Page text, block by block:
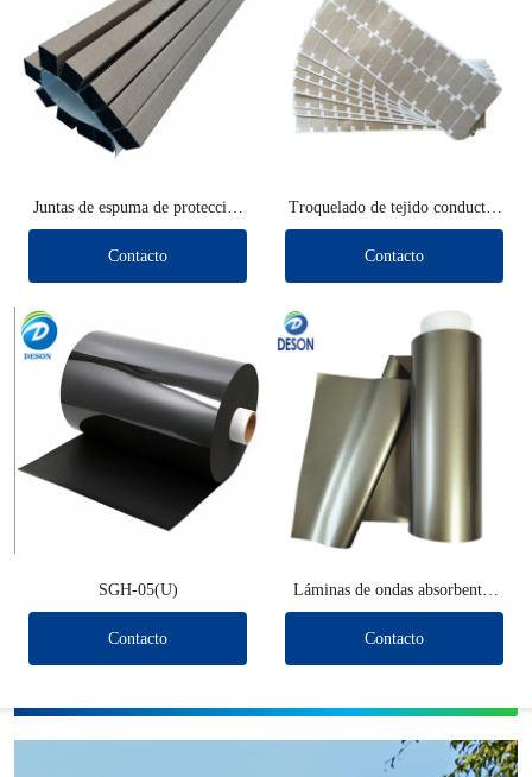
Juntas de espuma de protección
EMI (tipo largo)
Contacto
Troquelado de tejido conductor
de blindaje
Contacto
SGH-05(U)
Contacto
Láminas de ondas absorbentes
de EMI
Contacto